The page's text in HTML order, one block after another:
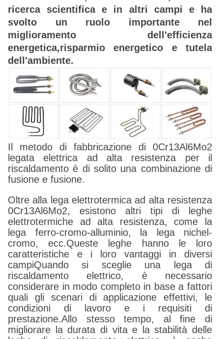
ricerca scientifica e in altri campi e ha
svolto un ruolo importante nel
miglioramento dell'efficienza
energetica,risparmio energetico e tutela
dell'ambiente.
Il metodo di fabbricazione di 0Cr13Al6Mo2
legata elettrica ad alta resistenza per il
riscaldamento è di solito una combinazione di
fusione e fusione.
Oltre alla lega elettrotermica ad alta resistenza
0Cr13Al6Mo2, esistono altri tipi di leghe
elettrotermiche ad alta resistenza, come la
lega ferro-cromo-alluminio, la lega nichel-
cromo, ecc.Queste leghe hanno le loro
caratteristiche e i loro vantaggi in diversi
campiQuando si sceglie una lega di
riscaldamento elettrico, è necessario
considerare in modo completo in base a fattori
quali gli scenari di applicazione effettivi, le
condizioni di lavoro e i requisiti di
prestazione.Allo stesso tempo, al fine di
migliorare la durata di vita e la stabilità delle